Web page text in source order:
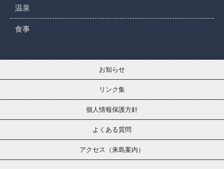
温泉
食事
お知らせ
リンク集
個人情報保護方針
よくある質問
アクセス（来島案内）